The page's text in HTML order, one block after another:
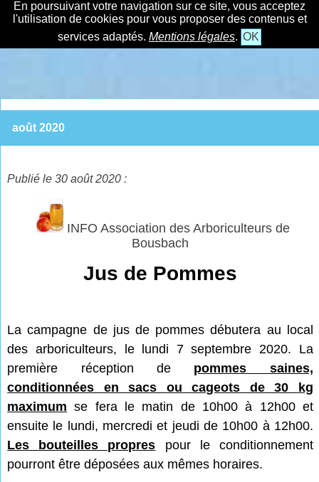
En poursuivant votre navigation sur ce site, vous acceptez
l'utilisation de cookies pour vous proposer des contenus et
services adaptés. Mentions légales. OK
août 2020
Publié le 30 août 2020 :
INFO Association des Arboriculteurs de
Bousbach
Jus de Pommes
La campagne de jus de pommes débutera au local
des arboriculteurs, le lundi 7 septembre 2020. La
première réception de pommes saines,
conditionnées en sacs ou cageots de 30 kg
maximum se fera le matin de 10h00 à 12h00 et
ensuite le lundi, mercredi et jeudi de 10h00 à 12h00.
Les bouteilles propres pour le conditionnement
pourront être déposées aux mêmes horaires.